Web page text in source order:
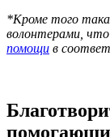
*Кроме того
волонтерами,
помощи в